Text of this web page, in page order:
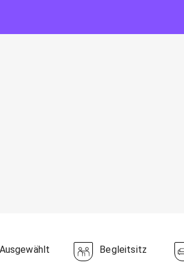
Ausgewählt Begleitsitz